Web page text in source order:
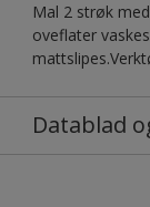
Mal 2 strøk
oveflater
Datablad